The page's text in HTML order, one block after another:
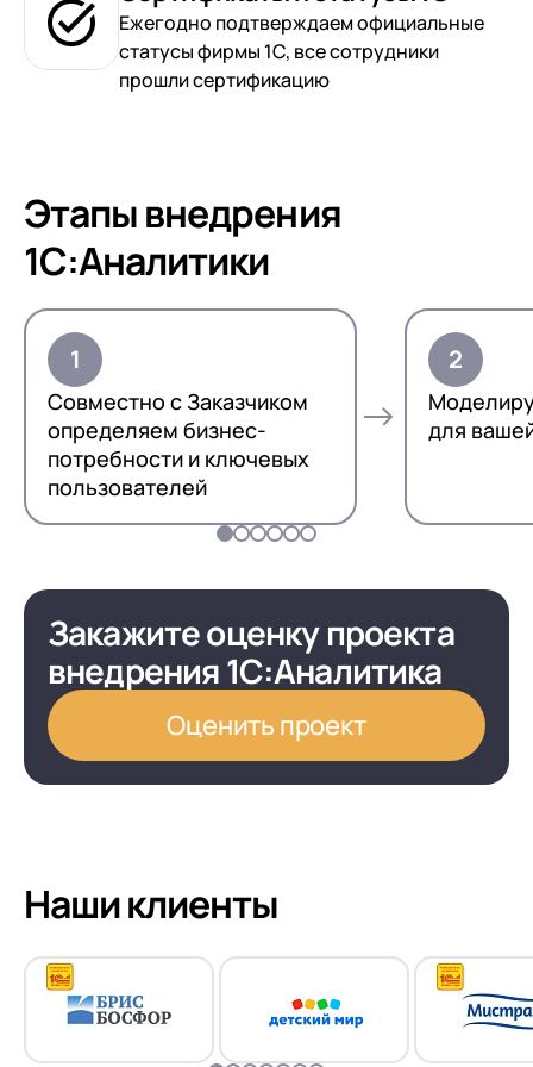
Ежегодно подтверждаем официальные
статусы фирмы 1С, все сотрудники
прошли сертификацию
Этапы внедрения
1С:Аналитики
Совместно с Заказчиком
определяем бизнес-
потребности и ключевых
пользователей
для
Закажите оценку проекта
внедрения 1С:Аналитика
Оценить проект
Наши клиенты